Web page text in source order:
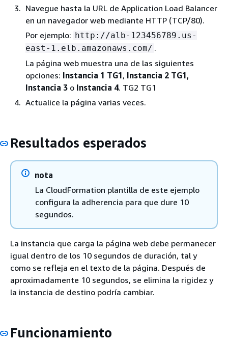
Navegue hasta la URL de Application Load Balancer
en un navegador web mediante HTTP (TCP/80).
Por ejemplo: http://alb-123456789.us-
east-1.elb.amazonaws.com/ .
La página web muestra una de las siguientes
opciones: Instancia 1 TG1, Instancia 2 TG1,
Instancia 3 o Instancia 4. TG2 TG1
Actualice la página varias veces.
Resultados esperados
nota
La CloudFormation plantilla de este ejemplo
configura la adherencia para que dure 10
segundos.
La instancia que carga la página web debe permanecer
igual dentro de los 10 segundos de duración, tal y
como se refleja en el texto de la página. Después de
aproximadamente 10 segundos, se elimina la rigidez y
la instancia de destino podría cambiar.
Funcionamiento